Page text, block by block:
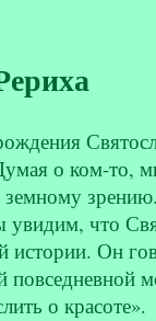
о ком-то,
что
истории. Он
о красоте».